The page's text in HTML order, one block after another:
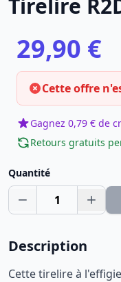
Tirelire
29,90 €
Cette offre
Gagnez 0,79 € de
Retours gratuits
Quantité
1
Description
Cette tirelire à